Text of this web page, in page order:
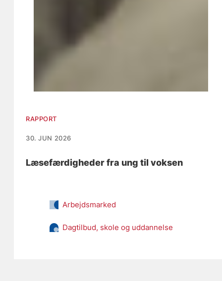
RAPPORT
30. JUN 2026
Læsefærdigheder fra ung til voksen
Arbejdsmarked
Dagtilbud, skole og uddannelse